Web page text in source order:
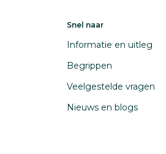
Snel naar
Informatie en uitleg
Begrippen
Veelgestelde vragen
Nieuws en blogs